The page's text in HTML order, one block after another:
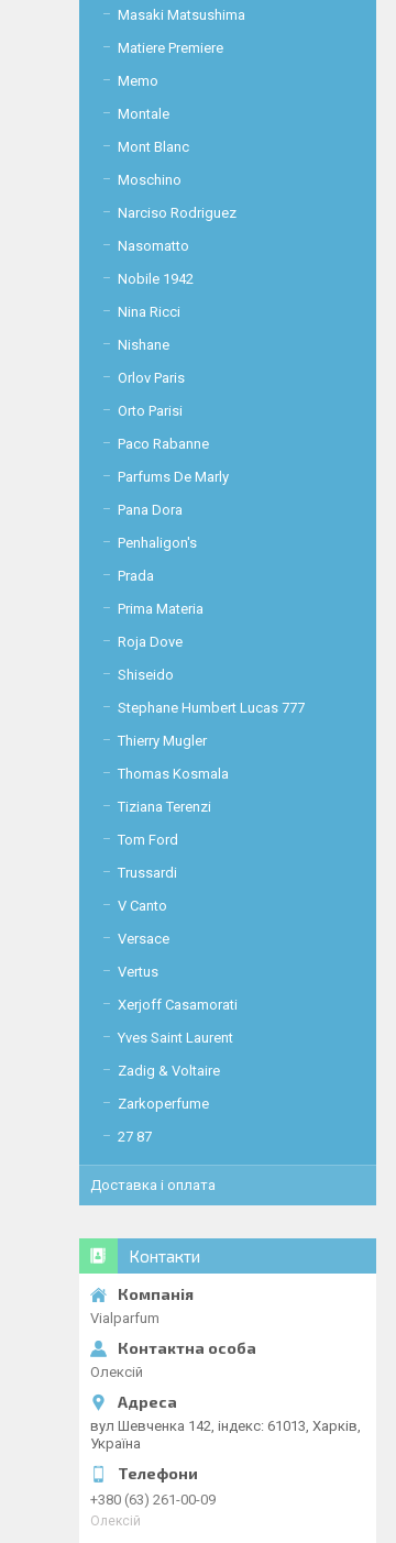
Masaki Matsushima
Matiere Premiere
Memo
Montale
Mont Blanc
Moschino
Narciso Rodriguez
Nasomatto
Nobile 1942
Nina Ricci
Nishane
Orlov Paris
Orto Parisi
Paco Rabanne
Parfums De Marly
Pana Dora
Penhaligon's
Prada
Prima Materia
Roja Dove
Shiseido
Stephane Humbert Lucas 777
Thierry Mugler
Thomas Kosmala
Tiziana Terenzi
Tom Ford
Trussardi
V Canto
Versace
Vertus
Xerjoff Casamorati
Yves Saint Laurent
Zadig & Voltaire
Zarkoperfume
27 87
Доставка і оплата
Контакти
Vialparfum
Олексій
вул Шевченка 142, iндекс: 61013, Харків,
Україна
+380 (63) 261-00-09
Олексій